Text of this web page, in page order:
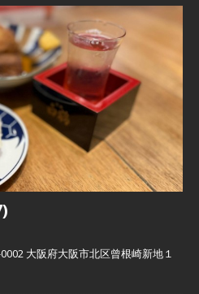
大阪府大阪市北区曾根崎新地１